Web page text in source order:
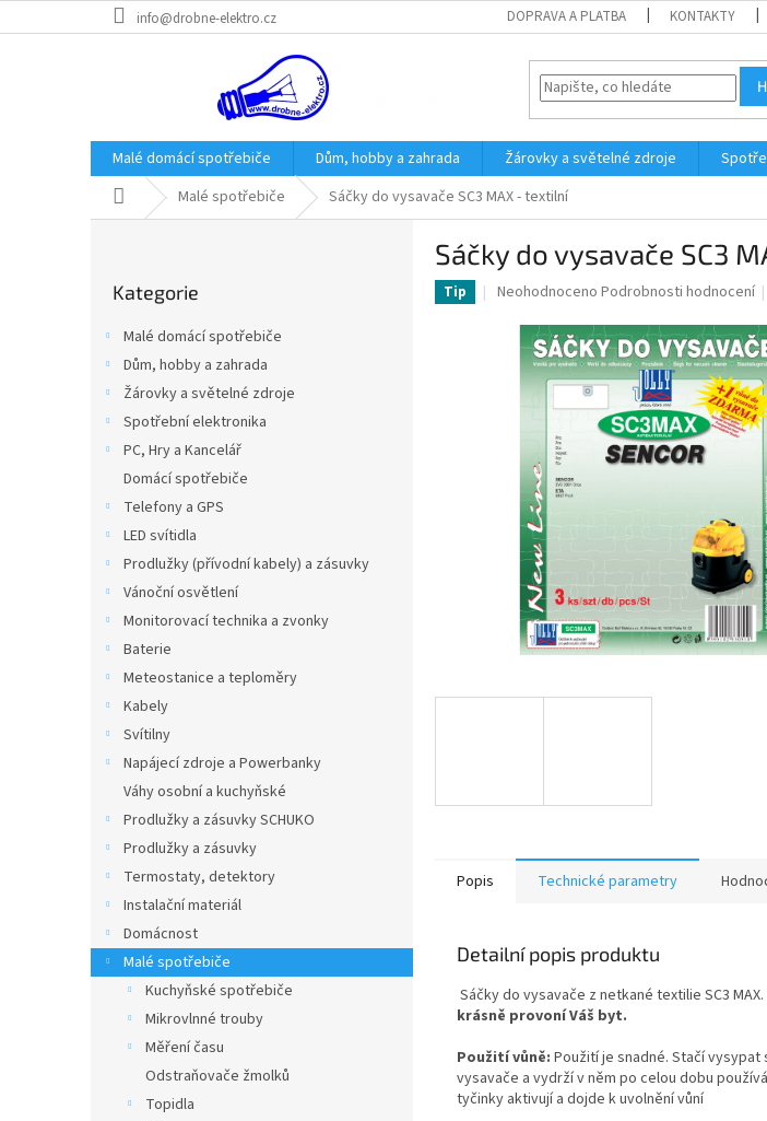
na
info@drobne-elektro.cz DOPRAVA A PLATBA KONTAKTY
Malé domácí spotřebiče Dům, hobby a zahrada Žárovky a světelné zdroje
Domů Malé spotřebiče Sáčky do vysavače SC3 MAX - textilní
kategorie
Kategorie
Malé domácí spotřebiče
Dům, hobby a zahrada
Žárovky a světelné zdroje
Spotřební elektronika
PC, Hry a Kancelář
Domácí spotřebiče
Telefony a GPS
LED svítidla
Prodlužky (přívodní kabely) a zásuvky
Vánoční osvětlení
Monitorovací technika a zvonky
Baterie
Meteostanice a teploměry
Kabely
Svítilny
Napájecí zdroje a Powerbanky
Váhy osobní a kuchyňské
Prodlužky a zásuvky SCHUKO
Prodlužky a zásuvky
Termostaty, detektory
Instalační materiál
Domácnost
Malé spotřebiče
Kuchyňské spotřebiče
Mikrovlnné trouby
Měření času
Odstraňovače žmolků
Topidla
Sáčky do vysavače SC3
Tip
Průměrné
produktu
hvězdiček.
Neohodnoceno Podrobnosti hodnocení
Popis Technické parametry
Detailní popis produktu
Sáčky do vysavače z netkané textilie SC3
krásně provoní Váš byt.
Použití vůně: Použití je snadné. Stačí vysypat
vysavače a vydrží v něm po celou dobu
tyčinky aktivují a dojde k uvolnění vůní